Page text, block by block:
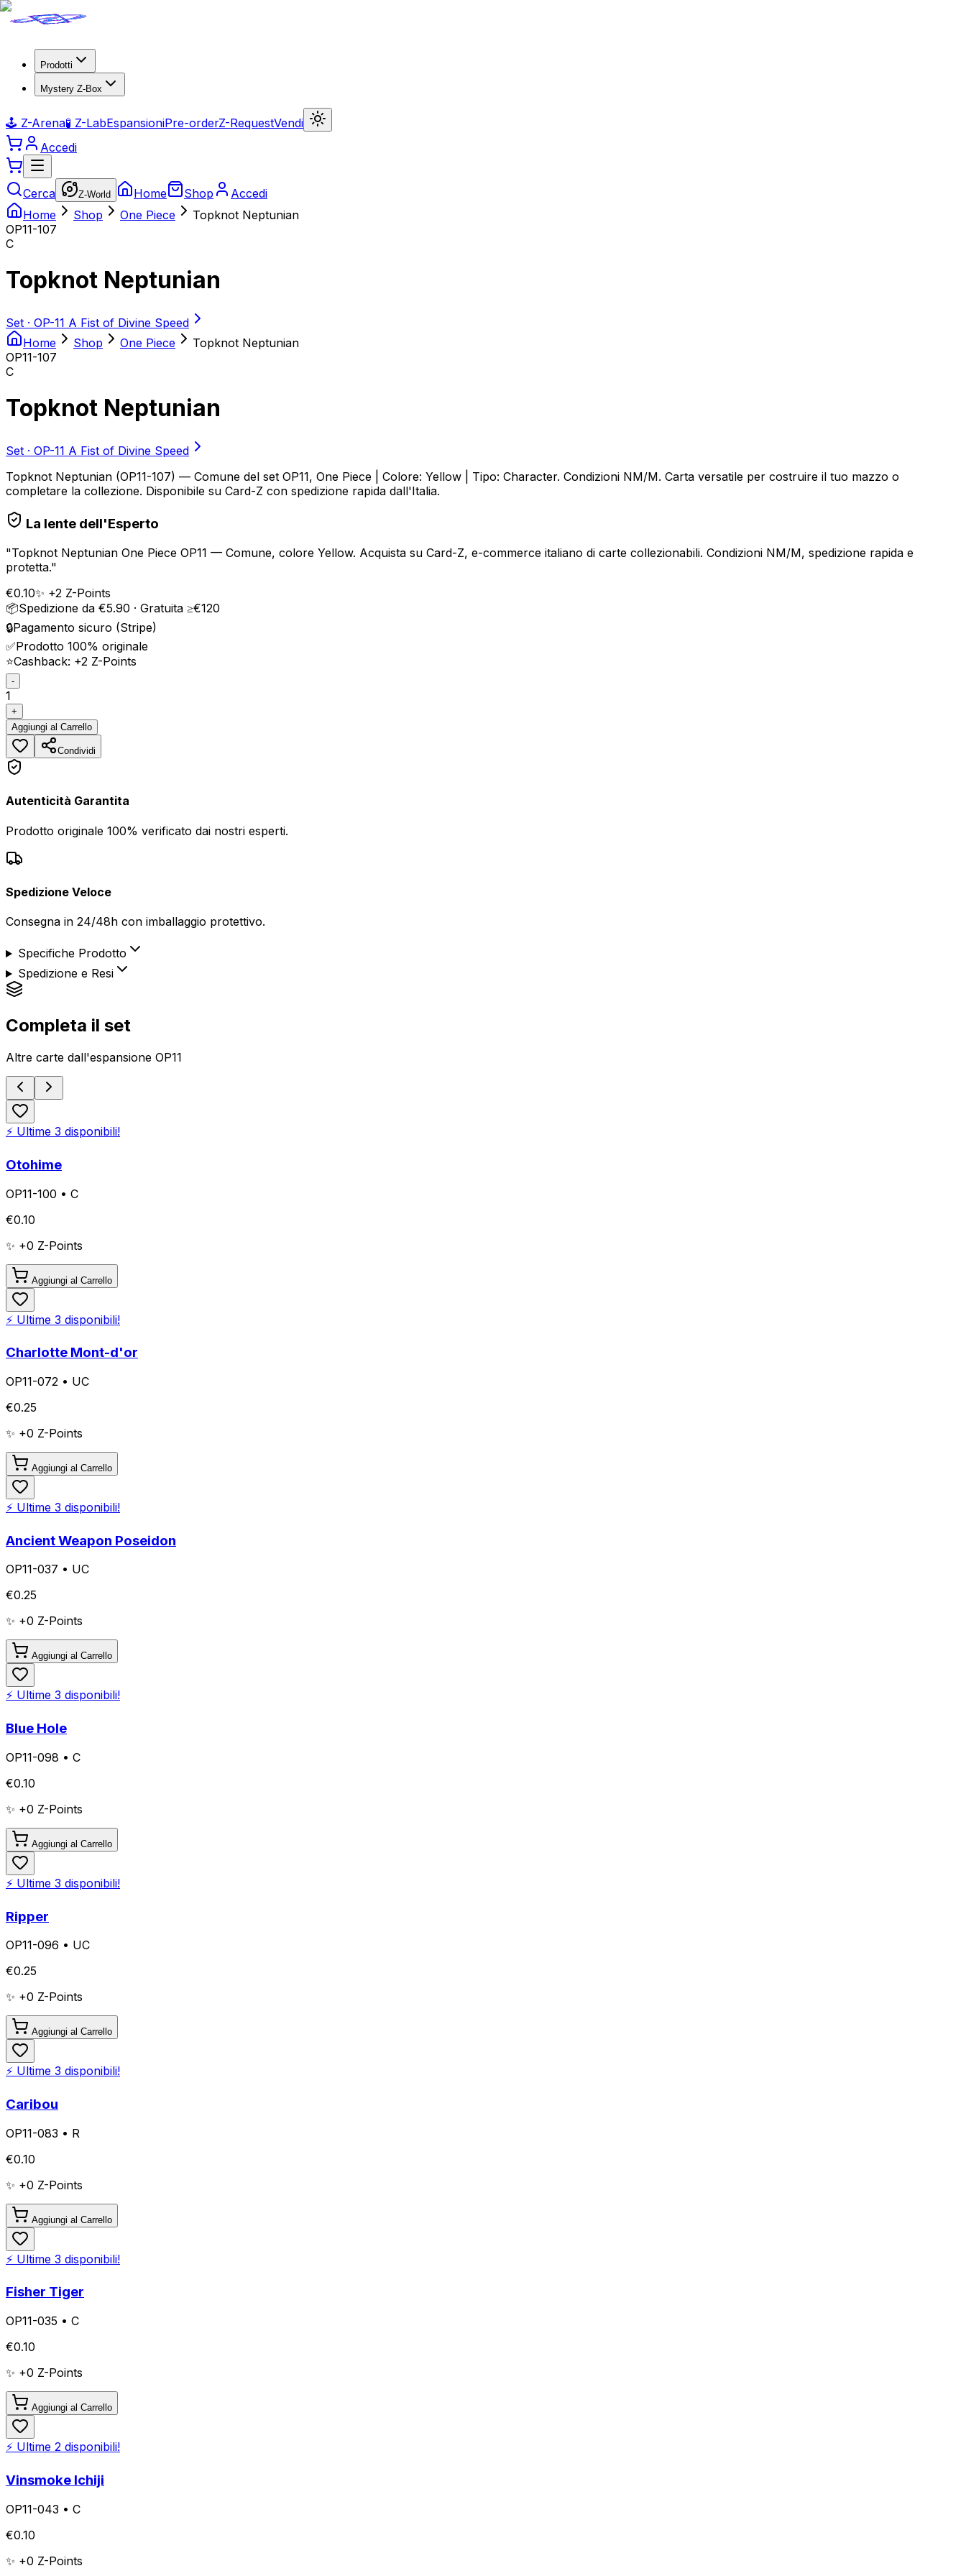
Prodotti
Mystery Z-Box
🕹️ Z-Arena🧪 Z-LabEspansioniPre-orderZ-RequestVendi
Accedi
Cerca Z-World Home Shop
Accedi
Home
Shop One Piece
Topknot Neptunian
OP11-107
C
Topknot Neptunian
Set · OP-11 A Fist of Divine Speed
Home
Shop One Piece
Topknot Neptunian
OP11-107
C
Topknot Neptunian
Set · OP-11 A Fist of Divine Speed
Topknot Neptunian (OP11-107) — Comune del set OP11, One Piece | Colore: Yellow | Tipo: Character. Condizioni NM/M. Carta versatile per costruire il tuo mazzo o
completare la collezione. Disponibile su Card-Z con spedizione rapida dall'Italia.
La lente dell'Esperto
"Topknot Neptunian One Piece OP11 — Comune, colore Yellow. Acquista su Card-Z, e-commerce italiano di carte collezionabili. Condizioni NM/M, spedizione rapida e
protetta."
€0.10✨ +2 Z-Points
📦Spedizione da €5.90 · Gratuita ≥€120
🔒Pagamento sicuro (Stripe)
✅Prodotto 100% originale
⭐Cashback: +2 Z-Points
-
1
+
Aggiungi al Carrello
Condividi
Autenticità Garantita
Prodotto originale 100% verificato dai nostri esperti.
Spedizione Veloce
Consegna in 24/48h con imballaggio protettivo.
Specifiche Prodotto
Spedizione e Resi
Completa il set
Altre carte dall'espansione OP11
⚡ Ultime 3 disponibili!
Otohime
OP11-100 • C
€0.10
✨ +0 Z-Points
Aggiungi al Carrello
⚡ Ultime 3 disponibili!
Charlotte Mont-d'or
OP11-072 • UC
€0.25
✨ +0 Z-Points
Aggiungi al Carrello
⚡ Ultime 3 disponibili!
Ancient Weapon Poseidon
OP11-037 • UC
€0.25
✨ +0 Z-Points
Aggiungi al Carrello
⚡ Ultime 3 disponibili!
Blue Hole
OP11-098 • C
€0.10
✨ +0 Z-Points
Aggiungi al Carrello
⚡ Ultime 3 disponibili!
Ripper
OP11-096 • UC
€0.25
✨ +0 Z-Points
Aggiungi al Carrello
⚡ Ultime 3 disponibili!
Caribou
OP11-083 • R
€0.10
✨ +0 Z-Points
Aggiungi al Carrello
⚡ Ultime 3 disponibili!
Fisher Tiger
OP11-035 • C
€0.10
✨ +0 Z-Points
Aggiungi al Carrello
⚡ Ultime 2 disponibili!
Vinsmoke Ichiji
OP11-043 • C
€0.10
✨ +0 Z-Points